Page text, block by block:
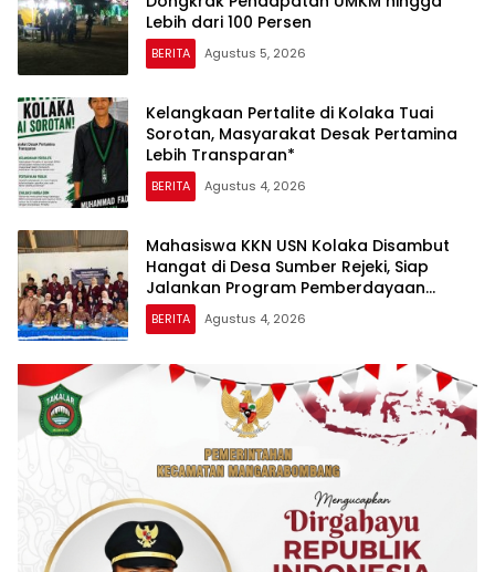
Lebih dari 100 Persen
BERITA Agustus 5, 2026
Kelangkaan Pertalite di Kolaka Tuai
Sorotan, Masyarakat Desak Pertamina
Lebih Transparan*
BERITA Agustus 4, 2026
Mahasiswa KKN USN Kolaka Disambut
Hangat di Desa Sumber Rejeki, Siap
Jalankan Program Pemberdayaan
Masyarakat
BERITA Agustus 4, 2026